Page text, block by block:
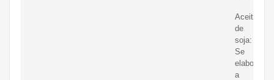
Aceite
de
soja:
Se
elabora
a